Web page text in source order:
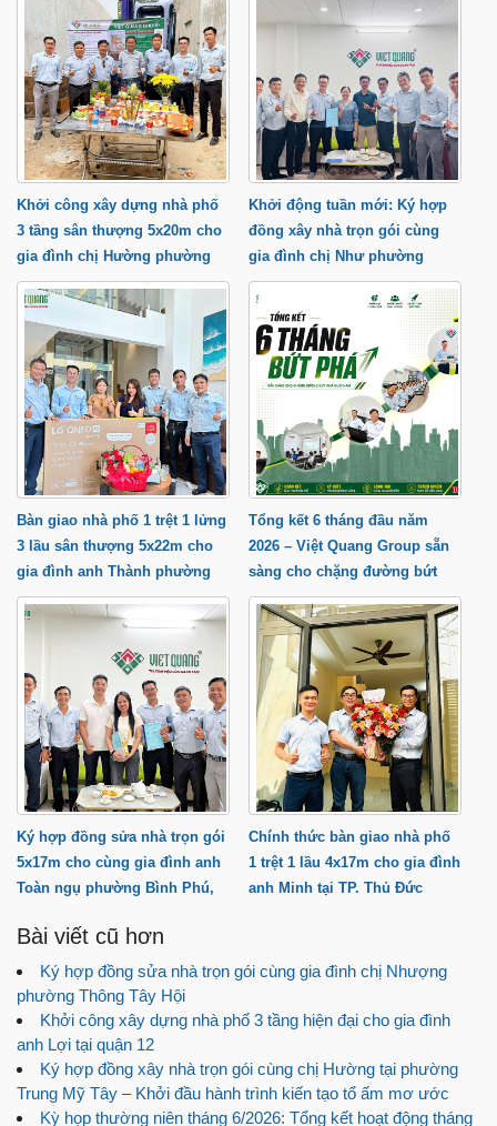
Khởi công xây dựng nhà phố
3 tầng sân thượng 5x20m cho
gia đình chị Hường phường
Trung Mỹ Tây
Khởi động tuần mới: Ký hợp
đồng xây nhà trọn gói cùng
gia đình chị Như phường
Tăng Nhơn Phú tP.HCM
Bàn giao nhà phố 1 trệt 1 lửng
3 lầu sân thượng 5x22m cho
gia đình anh Thành phường
Trung Mỹ Tây
Tổng kết 6 tháng đầu năm
2026 – Việt Quang Group sẵn
sàng cho chặng đường bứt
phá cuối năm
Ký hợp đồng sửa nhà trọn gói
5x17m cho cùng gia đình anh
Toàn ngụ phường Bình Phú,
Chính thức bàn giao nhà phố
1 trệt 1 lầu 4x17m cho gia đình
anh Minh tại TP. Thủ Đức
Bài viết cũ hơn
Ký hợp đồng sửa nhà trọn gói cùng gia đình chị Nhượng
phường Thông Tây Hội
Khởi công xây dựng nhà phố 3 tầng hiện đại cho gia đình
anh Lợi tại quận 12
Ký hợp đồng xây nhà trọn gói cùng chị Hường tại phường
Trung Mỹ Tây – Khởi đầu hành trình kiến tạo tổ ấm mơ ước
Kỳ họp thường niên tháng 6/2026: Tổng kết hoạt động tháng